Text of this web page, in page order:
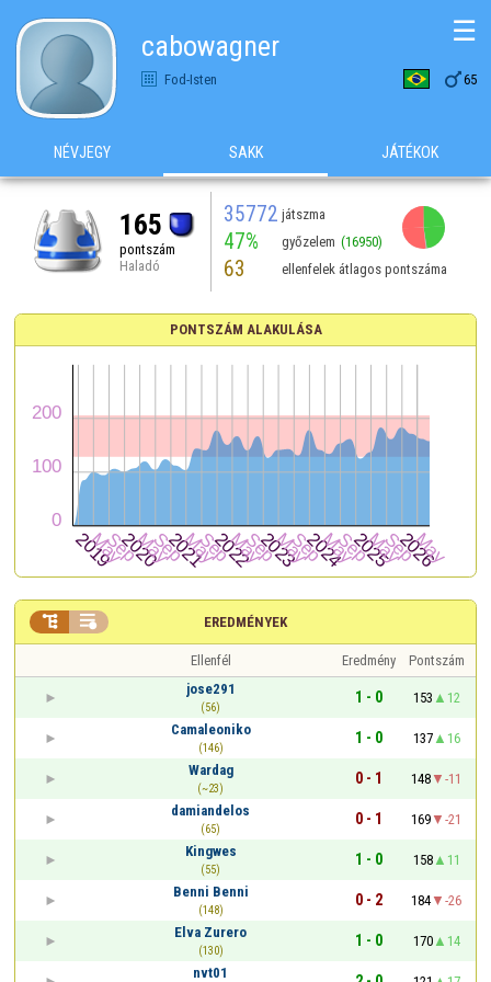
cabowagner
Fod-Isten 65
☰
NÉVJEGY SAKK JÁTÉKOK
165
pontszám
Haladó
35772 játszma
47% győzelem (16950)
63 ellenfelek átlagos pontszáma
PONTSZÁM ALAKULÁSA
EREDMÉNYEK
 
Ellenfél Eredmény
Pontszám
jose291
(56)
1 - 0 153
12
Camaleoniko
(146)
1 - 0 137
16
Wardag
(~23)
0 - 1 148
-11
damiandelos
(65)
0 - 1 169
-21
Kingwes
(55)
1 - 0 158
11
Benni Benni
(148)
0 - 2 184
-26
Elva Zurero
(130)
1 - 0 170
14
nvt01